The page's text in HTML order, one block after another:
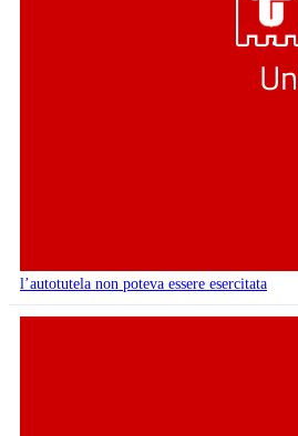
l’autotutela non poteva essere esercitata